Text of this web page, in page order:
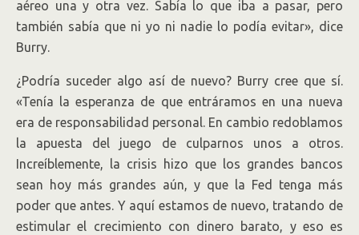
aéreo una y otra vez. Sabía lo que iba a pasar, pero
también sabía que ni yo ni nadie lo podía evitar», dice
Burry.
¿Podría suceder algo así de nuevo? Burry cree que sí.
«Tenía la esperanza de que entráramos en una nueva
era de responsabilidad personal. En cambio redoblamos
la apuesta del juego de culparnos unos a otros.
Increíblemente, la crisis hizo que los grandes bancos
sean hoy más grandes aún, y que la Fed tenga más
poder que antes. Y aquí estamos de nuevo, tratando de
estimular el crecimiento con dinero barato, y eso es